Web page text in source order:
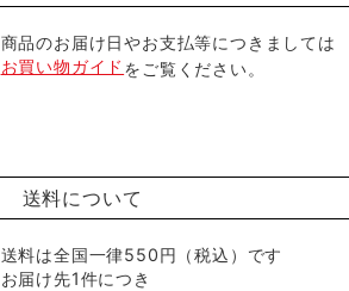
商品のお届け日やお支払等につきましては
お買い物ガイド をご覧ください。
送料について
送料は全国一律550円（税込）です
お届け先1件につき